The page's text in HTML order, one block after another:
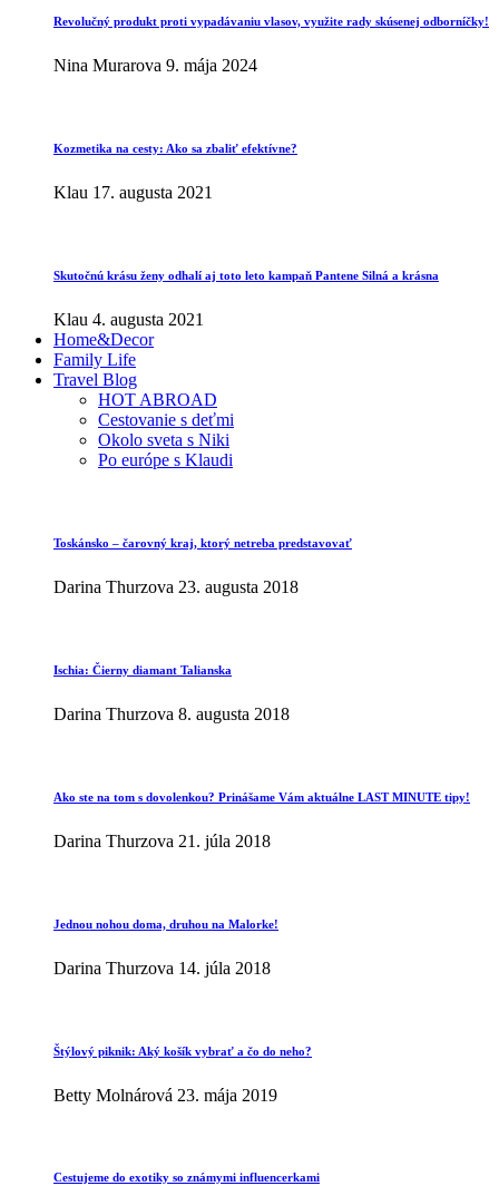
Revolučný produkt proti vypadávaniu vlasov, využite rady skúsenej odborníčky!
Nina Murarova 9. mája 2024
Kozmetika na cesty: Ako sa zbaliť efektívne?
Klau 17. augusta 2021
Skutočnú krásu ženy odhalí aj toto leto kampaň Pantene Silná a krásna
Klau 4. augusta 2021
Home&Decor
Family Life
Travel Blog
HOT ABROAD
Cestovanie s deťmi
Okolo sveta s Niki
Po európe s Klaudi
Toskánsko – čarovný kraj, ktorý netreba predstavovať
Darina Thurzova 23. augusta 2018
Ischia: Čierny diamant Talianska
Darina Thurzova 8. augusta 2018
Ako ste na tom s dovolenkou? Prinášame Vám aktuálne LAST MINUTE tipy!
Darina Thurzova 21. júla 2018
Jednou nohou doma, druhou na Malorke!
Darina Thurzova 14. júla 2018
Štýlový piknik: Aký košík vybrať a čo do neho?
Betty Molnárová 23. mája 2019
Cestujeme do exotiky so známymi influencerkami